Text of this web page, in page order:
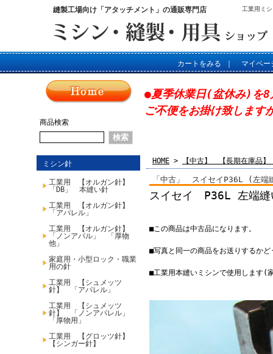
縫製工場向け「アタッチメント」の通販専門店 工業用ミ
カートをみる マイペー
商品検索
ミシン針
工業用 【オルガン針】
「DB」 本縫い針
工業用 【オルガン針】
「アパレル」
工業用 【オルガン針】
「ノンアパル」 「厚物
他」
家庭用・小型ロック・職業
用の針
工業用 【シュメッツ
針】 「アパレル」
工業用 【シュメッツ
針】 「ノンアパレル」
「厚物用」
工業用 【グロッツ針】
【シンガー針】
●夏季休業日(盆休み)を
ご不便をお掛け致します
HOME > 【中古】 【長期在庫品
「中古」 スイセイP36L (左
スイセイ P36L 左端
■この商品は中古品になります。
■写真と同一の商品をお送りするか
■工業用本縫いミシンで使用します(